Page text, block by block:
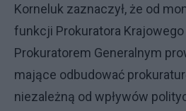
Korneluk zaznaczył, że od
funkcji Prokuratora
Prokuratorem Generalnym
mające odbudować
niezależną od wpływów